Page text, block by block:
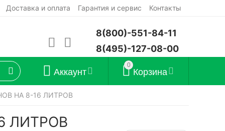
Доставка и оплата Гарантия и сервис Контакты
8(800)-551-84-11
8(495)-127-08-00
0 Корзина
Аккаунт
НА 8-16 ЛИТРОВ
ЛИТРОВ